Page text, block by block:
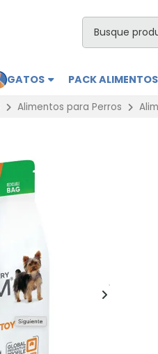
GATOS PACK
Alimentos para Perros